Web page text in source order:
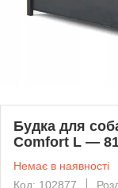
Будка для
Comfort L —
Немає в наявності
Код: 102877